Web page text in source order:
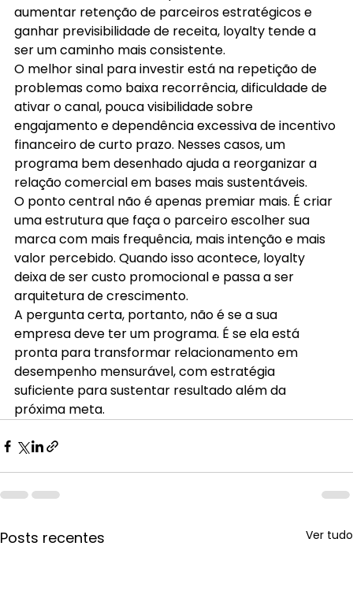
aumentar retenção de parceiros estratégicos e
ganhar previsibilidade de receita, loyalty tende a
ser um caminho mais consistente.
O melhor sinal para investir está na repetição de
problemas como baixa recorrência, dificuldade de
ativar o canal, pouca visibilidade sobre
engajamento e dependência excessiva de incentivo
financeiro de curto prazo. Nesses casos, um
programa bem desenhado ajuda a reorganizar a
relação comercial em bases mais sustentáveis.
O ponto central não é apenas premiar mais. É criar
uma estrutura que faça o parceiro escolher sua
marca com mais frequência, mais intenção e mais
valor percebido. Quando isso acontece, loyalty
deixa de ser custo promocional e passa a ser
arquitetura de crescimento.
A pergunta certa, portanto, não é se a sua
empresa deve ter um programa. É se ela está
pronta para transformar relacionamento em
desempenho mensurável, com estratégia
suficiente para sustentar resultado além da
próxima meta.
Posts recentes Ver tudo